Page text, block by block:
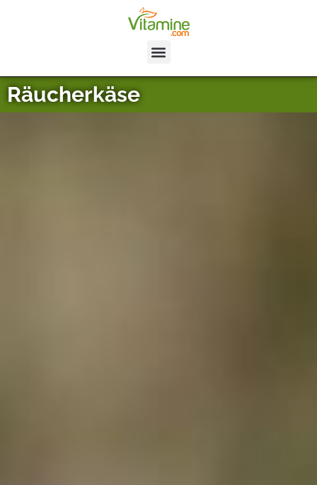
Räucherkäse